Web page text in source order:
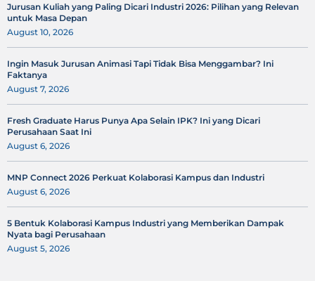
Jurusan Kuliah yang Paling Dicari Industri 2026: Pilihan yang Relevan
untuk Masa Depan
August 10, 2026
Ingin Masuk Jurusan Animasi Tapi Tidak Bisa Menggambar? Ini
Faktanya
August 7, 2026
Fresh Graduate Harus Punya Apa Selain IPK? Ini yang Dicari
Perusahaan Saat Ini
August 6, 2026
MNP Connect 2026 Perkuat Kolaborasi Kampus dan Industri
August 6, 2026
5 Bentuk Kolaborasi Kampus Industri yang Memberikan Dampak
Nyata bagi Perusahaan
August 5, 2026